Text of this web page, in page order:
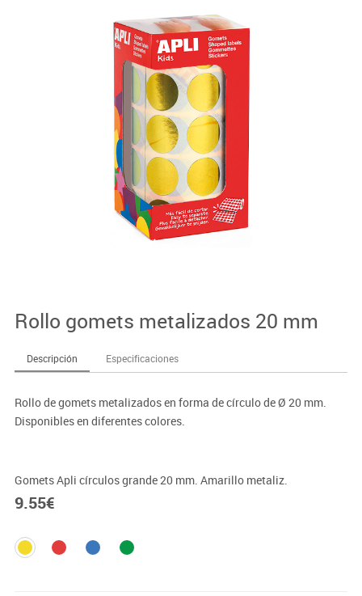
Rollo gomets metalizados 20 mm
Descripción Especificaciones
Rollo de gomets metalizados en forma de círculo de Ø 20 mm.
Disponibles en diferentes colores.
Gomets Apli círculos grande 20 mm. Amarillo metaliz.
9.55€